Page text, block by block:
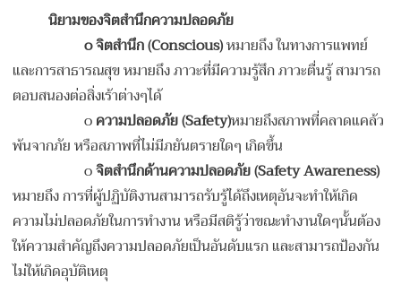
นิยามของจิตสำนึกความปลอดภัย
oจิตสำนึก (Conscious)หมายถึง ในทางการแพทย์
และการสาธารณสุข หมายถึง ภาวะที่มีความรู้สึก ภาวะตื่นรู้ สามารถ
ตอบสนองต่อสิ่งเร้าต่างๆได้
oความปลอดภัย (Safety)หมายถึงสภาพที่คลาดแคล้ว
พ้นจากภัย หรือสภาพที่ไม่มีภยันตรายใดๆ เกิดขึ้น
oจิตสำนึกด้านความปลอดภัย (Safety Awareness)
หมายถึง การที่ผู้ปฏิบัติงานสามารถรับรู้ได้ถึงเหตุอันจะทำให้เกิด
ความไม่ปลอดภัยในการทำงาน หรือมีสติรู้ว่าขณะทำงานใดๆนั้นต้อง
ให้ความสำคัญถึงความปลอดภัยเป็นอันดับแรก และสามารถป้องกัน
ไม่ให้เกิดอุบัติเหตุ